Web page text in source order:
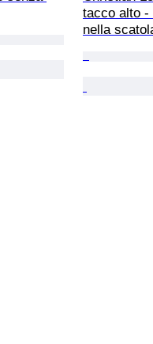
tacco alto -
nella